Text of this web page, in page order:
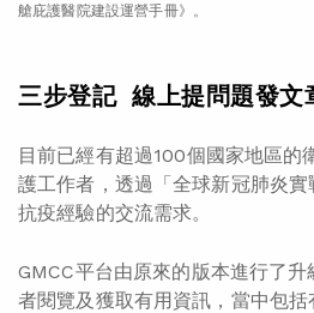
艙庇護醫院建設運營手冊》。
三步登記 線上提問題發文
目前已經有超過100個國家地區的
護工作者，透過「全球新冠肺炎
抗疫經驗的交流需求。
GMCC平台由原來的版本進行了
者閱覽及獲取有用資訊，當中包